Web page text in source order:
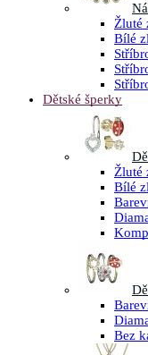
Žluté
Bílé
Dětské šperky
Žluté
Bílé
Bez